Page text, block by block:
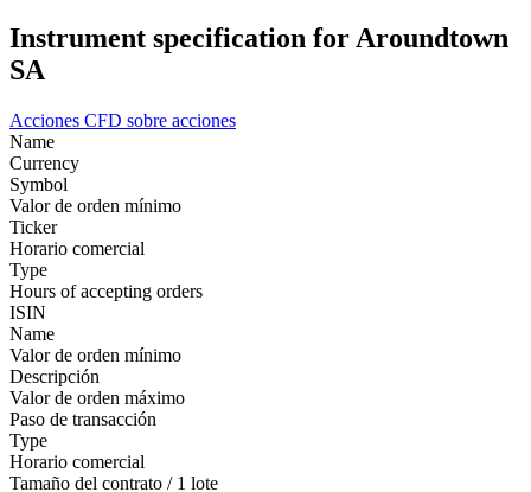
Instrument specification for Aroundtown
SA
Acciones CFD sobre acciones
Name
Currency
Symbol
Valor de orden mínimo
Ticker
Horario comercial
Type
Hours of accepting orders
ISIN
Name
Valor de orden mínimo
Descripción
Valor de orden máximo
Paso de transacción
Type
Horario comercial
Tamaño del contrato / 1 lote